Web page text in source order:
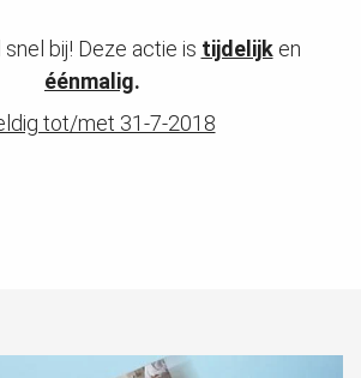
bij! Deze actie is tijdelijk en
éénmalig.
tot/met 31-7-2018